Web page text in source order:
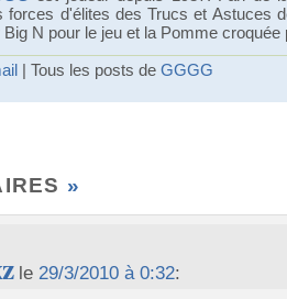
forces d'élites des Trucs et Astuces
Big N pour le jeu et la Pomme croquée
| Tous les posts de GGGG
»
le29/3/2010 à 0:32: